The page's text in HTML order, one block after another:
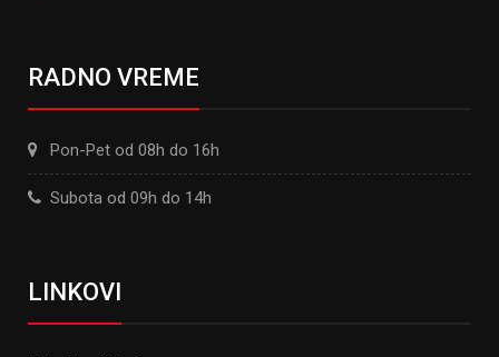
RADNO VREME
Pon-Pet od 08h do 16h
Subota od 09h do 14h
LINKOVI